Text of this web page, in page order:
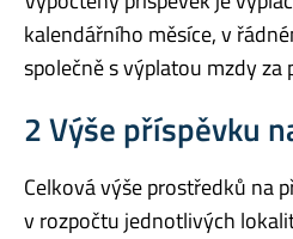
kalendářního měsíce, v
společně s výplatou mzdy za
2 Výše příspěvku
Celková výše prostředků na
v rozpočtu jednotlivých lokalit